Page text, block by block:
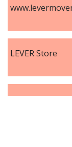
LEVER Store